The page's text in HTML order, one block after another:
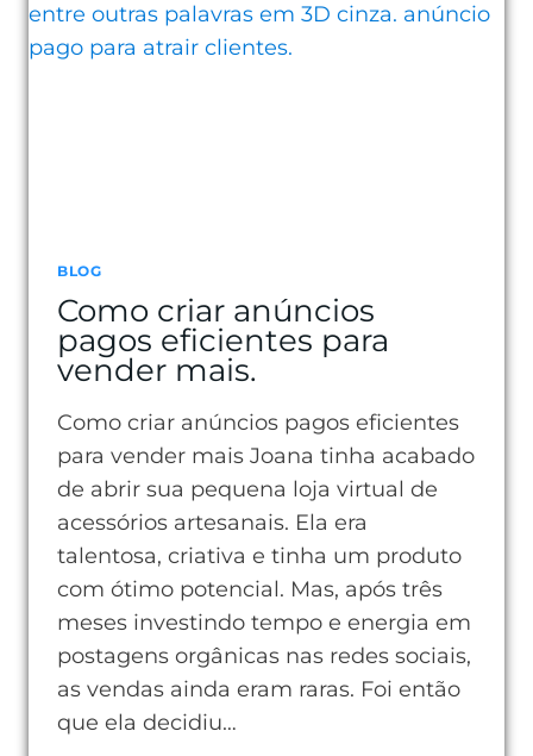
DE
BLOG
Como criar anúncios
pagos eficientes para
vender mais.
Como criar anúncios pagos eficientes
para vender mais Joana tinha acabado
de abrir sua pequena loja virtual de
acessórios artesanais. Ela era
talentosa, criativa e tinha um produto
com ótimo potencial. Mas, após três
meses investindo tempo e energia em
postagens orgânicas nas redes sociais,
as vendas ainda eram raras. Foi então
que ela decidiu…